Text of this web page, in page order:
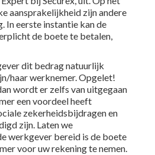
aansprakelijkheid zijn andere
In eerste instantie kan de
de boete te betalen,
dit bedrag natuurlijk
haar werknemer. Opgelet!
wordt er zelfs van uitgegaan
een voordeel heeft
zekerheidsbijdragen en
zijn. Laten we
werkgever bereid is de boete
voor uw rekening te nemen.